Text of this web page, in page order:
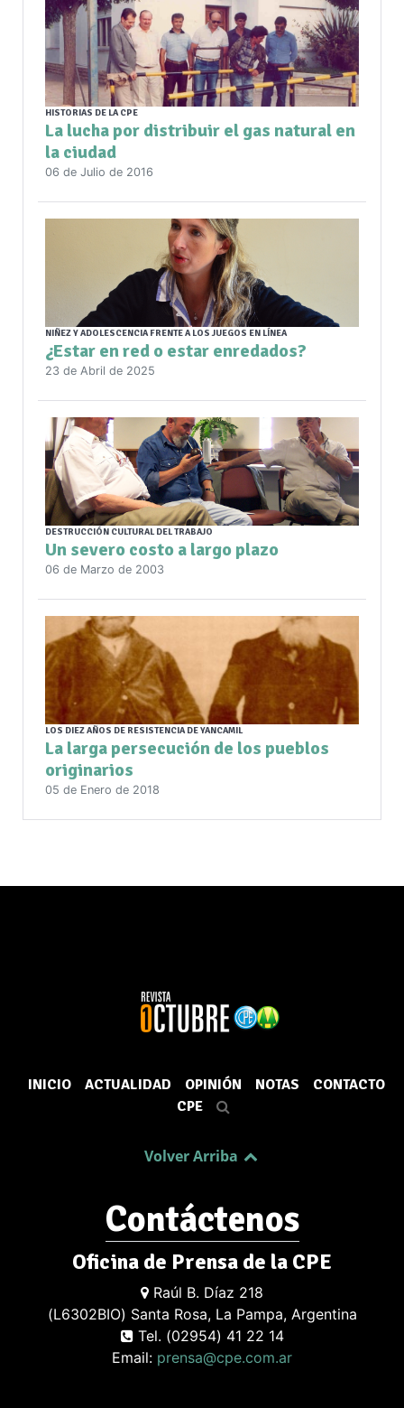
HISTORIAS DE LA CPE
La lucha por distribuir el gas natural en
la ciudad
06 de Julio de 2016
NIÑEZ Y ADOLESCENCIA FRENTE A LOS JUEGOS EN LÍNEA
¿Estar en red o estar enredados?
23 de Abril de 2025
DESTRUCCIÓN CULTURAL DEL TRABAJO
Un severo costo a largo plazo
06 de Marzo de 2003
LOS DIEZ AÑOS DE RESISTENCIA DE YANCAMIL
La larga persecución de los pueblos
originarios
05 de Enero de 2018
INICIO ACTUALIDAD OPINIÓN NOTAS
CONTACTO
CPE
Volver Arriba
Contáctenos
Oficina de Prensa de la CPE
Raúl B. Díaz 218
(L6302BIO) Santa Rosa, La Pampa, Argentina
Tel. (02954) 41 22 14
Email: prensa@cpe.com.ar